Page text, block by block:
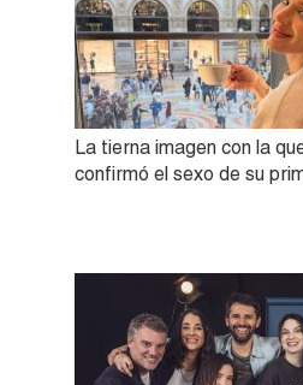
La tierna imagen con la
confirmó el sexo de su